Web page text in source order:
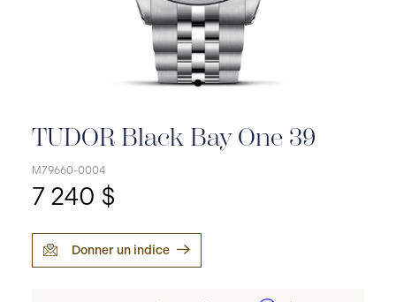
TUDOR Black Bay One 39
M79660-0004
7 240 $
Donner un indice